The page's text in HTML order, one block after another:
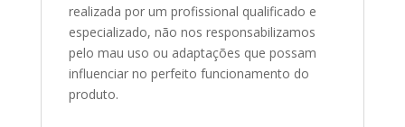
realizada por um profissional qualificado e
especializado, não nos responsabilizamos
pelo mau uso ou adaptações que possam
influenciar no perfeito funcionamento do
produto.